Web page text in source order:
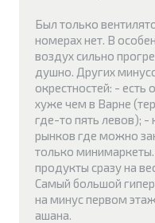
Был только
номерах нет. В
воздух сильно
душно. Других
окрестностей: - есть
хуже чем в Варне
где-то пять левов); -
рынков где можно
только минимаркеты.
продукты сразу на
Самый большой
на минус первом
ашана.